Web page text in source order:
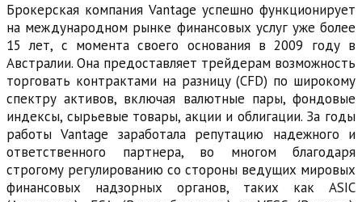
Брокерская компания Vantage успешно функционирует
на международном рынке финансовых услуг уже более
15 лет, с момента своего основания в 2009 году в
Австралии. Она предоставляет трейдерам возможность
торговать контрактами на разницу (CFD) по широкому
спектру активов, включая валютные пары, фондовые
индексы, сырьевые товары, акции и облигации. За годы
работы Vantage заработала репутацию надежного и
ответственного партнера, во многом благодаря
строгому регулированию со стороны ведущих мировых
финансовых надзорных органов, таких как ASIC